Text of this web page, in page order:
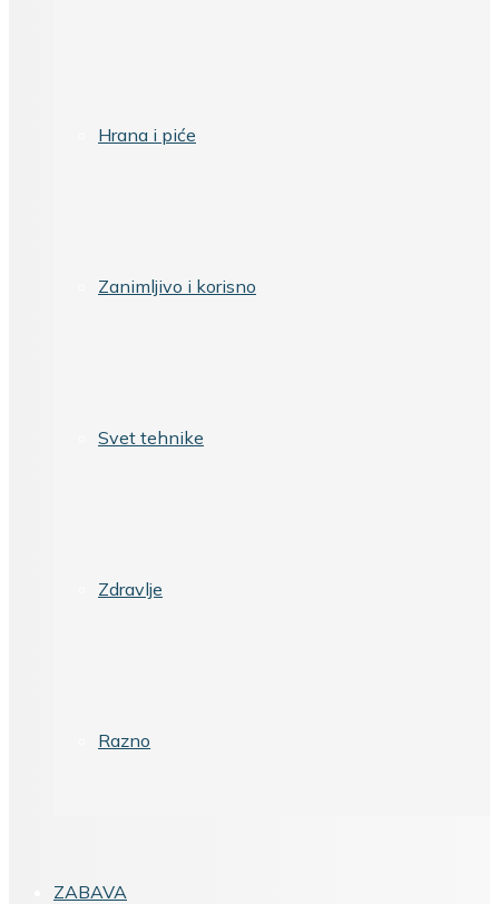
Hrana i piće
Zanimljivo i korisno
Svet tehnike
Zdravlje
Razno
ZABAVA